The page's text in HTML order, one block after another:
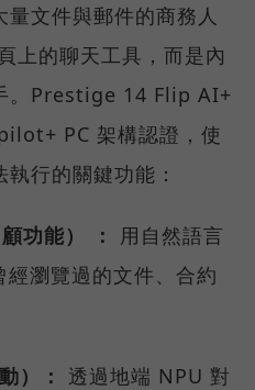
文件與郵件的商務人
上的聊天工具，而是內
。Prestige 14 Flip AI+
PC 架構認證，使
行的關鍵功能：
功能） ：
用自然語言
瀏覽過的文件、合約
）： 透過地端 NPU 對